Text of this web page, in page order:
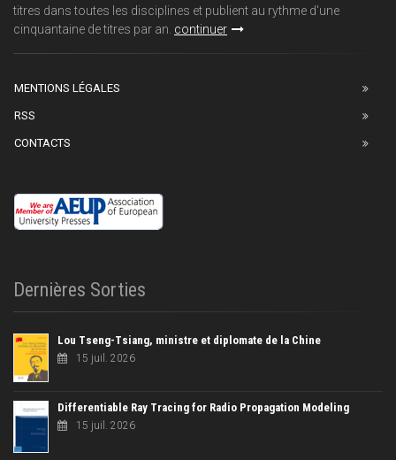
titres dans toutes les disciplines et publient au rythme d'une
cinquantaine de titres par an. continuer
MENTIONS LÉGALES
RSS
CONTACTS
Dernières Sorties
Lou Tseng-Tsiang, ministre et diplomate de la Chine
15 juil. 2026
Differentiable Ray Tracing for Radio Propagation Modeling
15 juil. 2026